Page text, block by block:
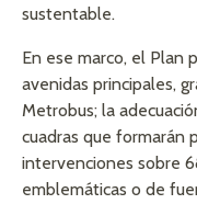
sustentable.
En ese marco, el Plan
avenidas principales,
Metrobus; la
cuadras que formarán
intervenciones sobre
emblemáticas o de